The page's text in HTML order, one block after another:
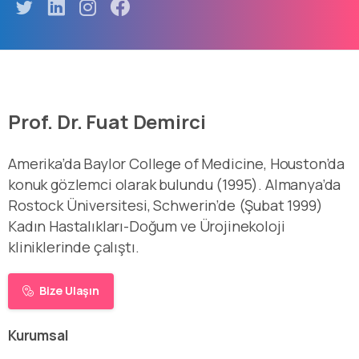
Prof. Dr. Fuat Demirci
Amerika’da Baylor College of Medicine, Houston’da
konuk gözlemci olarak bulundu (1995). Almanya’da
Rostock Üniversitesi, Schwerin’de (Şubat 1999)
Kadın Hastalıkları-Doğum ve Ürojinekoloji
kliniklerinde çalıştı.
Bize Ulaşın
Kurumsal